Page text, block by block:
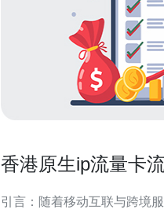
香港原生ip流量卡
引言：随着移动互联与跨境